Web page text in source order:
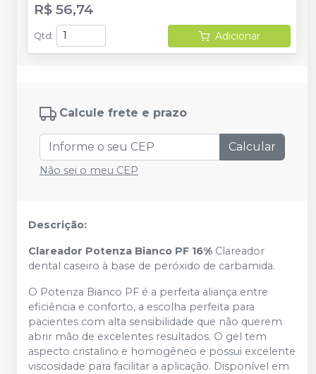
R$ 56,74
Qtd : Adicionar
Calcule frete e prazo
Calcular
Não sei o meu CEP
Descrição:
Clareador Potenza Bianco PF 16% Clareador
dental caseiro à base de peróxido de carbamida.
O Potenza Bianco PF é a perfeita aliança entre
eficiência e conforto, a escolha perfeita para
pacientes com alta sensibilidade que não querem
abrir mão de excelentes resultados. O gel tem
aspecto cristalino e homogêneo e possui excelente
viscosidade para facilitar a aplicação. Disponível em